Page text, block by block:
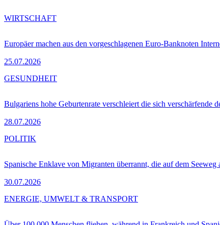
Europäer machen aus den vorgeschlagenen Euro-Banknoten
25.07.2026
WIRTSCHAFT
Bulgariens hohe Geburtenrate verschleiert die sich verschärfende
28.07.2026
GESUNDHEIT
Spanische Enklave von Migranten überrannt, die auf dem Seeweg
30.07.2026
POLITIK
ENERGIE, UMWELT & TRANSPORT